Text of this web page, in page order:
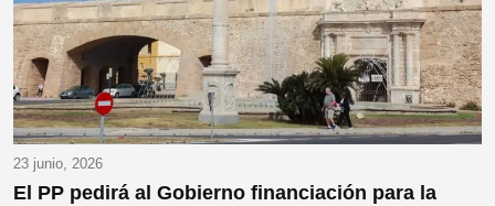
23 junio, 2026
El PP pedirá al Gobierno financiación para la